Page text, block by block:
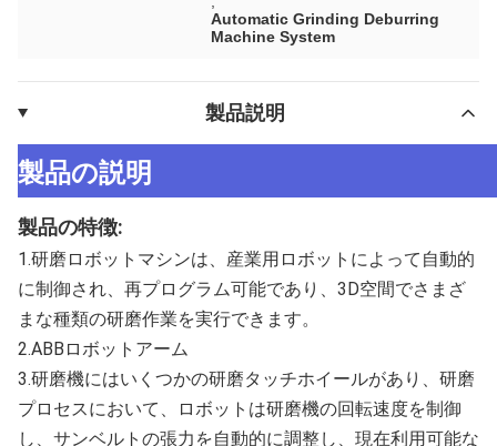
Automatic Grinding Deburring
Machine System
製品説明
製品の説明
製品の特徴:
1.研磨ロボットマシンは、産業用ロボットによって自動的
に制御され、再プログラム可能であり、3D空間でさまざ
まな種類の研磨作業を実行できます。
2.ABBロボットアーム
3.研磨機にはいくつかの研磨タッチホイールがあり、研磨
プロセスにおいて、ロボットは研磨機の回転速度を制御
し、サンベルトの張力を自動的に調整し、現在利用可能な